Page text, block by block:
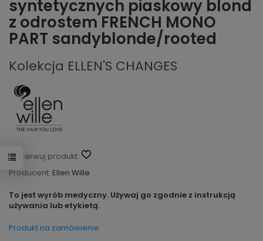
syntetycznych piaskowy blond
z odrostem FRENCH MONO
PART sandyblonde/rooted
Kolekcja ELLEN'S CHANGES
Obserwuj produkt:
Producent: Ellen Wille
To jest wyrób medyczny. Używaj go zgodnie z instrukcją
używania lub etykietą.
Produkt na zamówienie